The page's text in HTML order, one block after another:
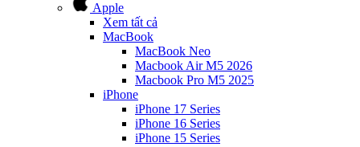
Apple
Xem tất cả
MacBook
MacBook Neo
Macbook Air M5 2026
Macbook Pro M5 2025
iPhone
iPhone 17 Series
iPhone 16 Series
iPhone 15 Series